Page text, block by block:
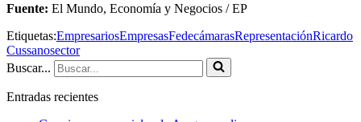
Fuente: El Mundo, Economía y Negocios / EP
Etiquetas:EmpresariosEmpresasFedecámarasRepresentaciónRicardo
Cussanosector
Buscar...
Entradas recientes